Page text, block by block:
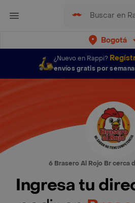
Bogotá
¿Nuevo en Rappi?
envíos gratis por
6 Brasero Al Rojo Br cerca
Ingresa tu